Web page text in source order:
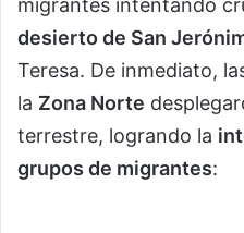
desierto de San
Teresa. De inmediato,
la Zona Norte
terrestre, logrando la
grupos de migrantes: